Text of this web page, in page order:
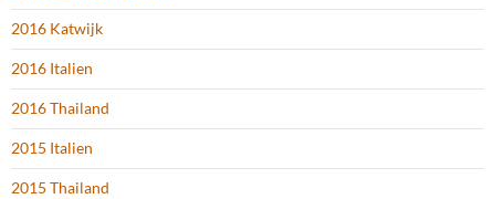
2016 Katwijk
2016 Italien
2016 Thailand
2015 Italien
2015 Thailand